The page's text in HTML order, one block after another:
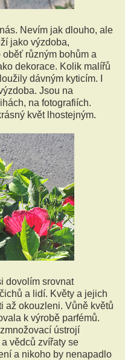
Nevím jak dlouho, ale
jako výzdoba,
různým bohům a
dekorace. Kolik malířů
dávným kyticím. I
Jsou na
na fotografiích.
květ lhostejným.
dovolím srovnat
a lidí. Květy a jejich
až okouzleni. Vůně květů
k výrobě parfémů.
ústrojí
vědců zvířaty se
a nikoho by nenapadlo